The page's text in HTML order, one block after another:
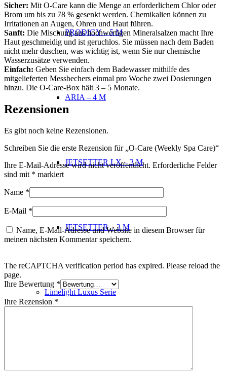
PRODIGY – 5 M
ARIA – 4 M
JETSETTER LX – 3 M
JETSETTER – 3 M
Limelight Luxus Serie
Sicher: Mit O-Care kann die Menge an erforderlichem Chlor oder
Brom um bis zu 78 % gesenkt werden. Chemikalien können zu
Irritationen an Augen, Ohren und Haut führen.
Sanft: Die Mischung aus hochwertigen Mineralsalzen macht Ihre
Haut geschmeidig und ist geruchlos. Sie müssen nach dem Baden
nicht mehr duschen, was wichtig ist, wenn Sie nur chemische
Wasserzusätze verwenden.
Einfach: Geben Sie einfach dem Badewasser mithilfe des
mitgelieferten Messbechers einmal pro Woche zwei Dosierungen
hinzu. Die O-Care-Box hält 3 – 5 Monate.
Rezensionen
Es gibt noch keine Rezensionen.
Schreiben Sie die erste Rezension für „O-Care (Weekly Spa Care)“
Ihre E-Mail-Adresse wird nicht veröffentlicht. Erforderliche Felder
sind mit * markiert
Name *
E-Mail *
Name, E-Mail-Adresse und Website in diesem Browser für
meinen nächsten Kommentar speichern.
The reCAPTCHA verification period has expired. Please reload the
page.
Ihre Bewertung *
Ihre Rezension *